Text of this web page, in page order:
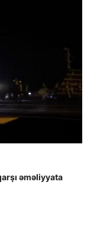
əməliyyata